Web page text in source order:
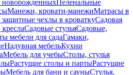
новорожденныхПеленальные
Манежи, кровати-манежиМатрасы в
чехлы в кроваткуСадовая
Садовые стульяСадовые,
мебели для садаГамаки,
Надувная мебельКухни
Мебель для учебыСтолы, стулья
Растущие столы и партыРастущие
Мебель для бани и сауныСтулья,